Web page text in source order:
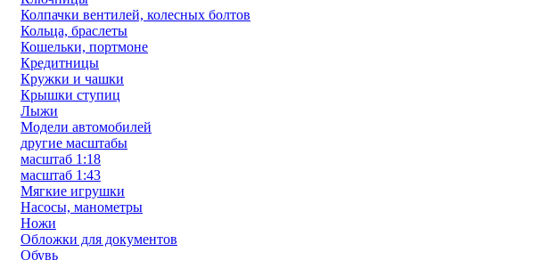
Колпачки вентилей, колесных болтов
Кольца, браслеты
Кошельки, портмоне
Кредитницы
Кружки и чашки
Крышки ступиц
Лыжи
Модели автомобилей
другие масштабы
масштаб 1:18
масштаб 1:43
Мягкие игрушки
Насосы, манометры
Ножи
Обложки для документов
Обувь